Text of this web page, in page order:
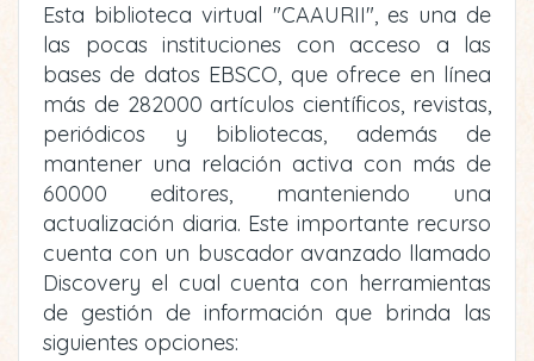
Esta biblioteca virtual "CAAURII", es una de
las pocas instituciones con acceso a las
bases de datos EBSCO, que ofrece en línea
más de 282000 artículos científicos, revistas,
periódicos y bibliotecas, además de
mantener una relación activa con más de
60000 editores, manteniendo una
actualización diaria. Este importante recurso
cuenta con un buscador avanzado llamado
Discovery el cual cuenta con herramientas
de gestión de información que brinda las
siguientes opciones: